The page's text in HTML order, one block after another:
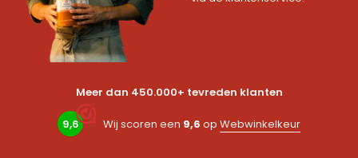
Meer dan 450.000+ tevreden klanten
9,6 Wij scoren een 9,6 op Webwinkelkeur